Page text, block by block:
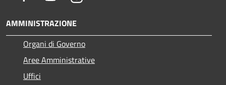
AMMINISTRAZIONE
Organi di Governo
Aree Amministrative
Uffici